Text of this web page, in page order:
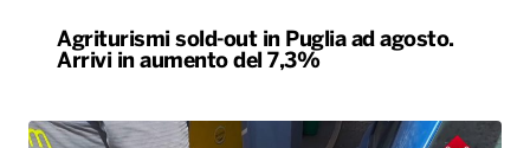
Agriturismi sold-out in Puglia ad agosto.
Arrivi in aumento del 7,3%